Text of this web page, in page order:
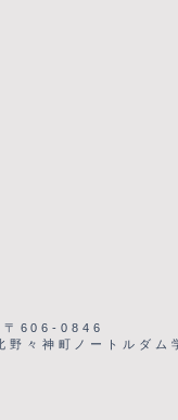
〒606-0846
野々神町ノートルダム